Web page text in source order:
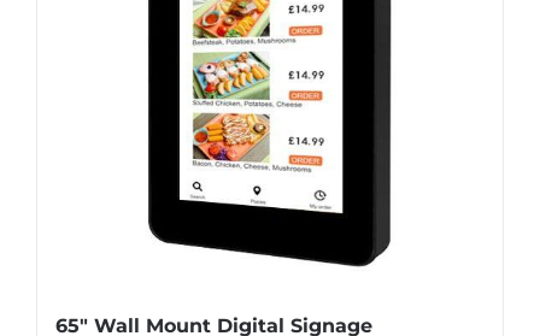
65″ Wall Mount Digital Signage